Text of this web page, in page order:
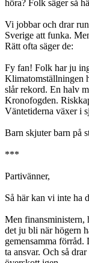
höra? Folk säger så
Vi jobbar och drar
Sverige att funka.
Rätt ofta säger de:
Fy fan! Folk har ju
Klimatomställningen
slår rekord. En halv
Kronofogden.
Väntetiderna växer i
Barn skjuter barn på
***
Partivänner,
Så här kan vi inte ha
Men finansministern,
det ju bli när högern
gemensamma
ta ansvar. Och så